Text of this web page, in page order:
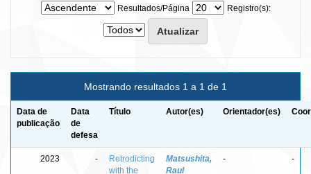
Resultados/Página
Registro(s):
Mostrando resultados 1 a 1 de 1
Data de
publicação
Data
de
defesa
Título Autor(es) Orientador(es)
2023 -
Retrodicting
with the
Matsushita,
Raul
- -